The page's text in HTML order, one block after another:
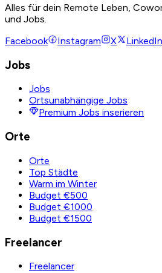
Alles für dein Remote Leben,
und Jobs.
Facebook
Instagram X LinkedIn
Jobs
Jobs
Ortsunabhängige Jobs
Premium Jobs inserieren
Orte
Orte
Top Städte
Warm im Winter
Budget €500
Budget €1000
Budget €1500
Freelancer
Freelancer